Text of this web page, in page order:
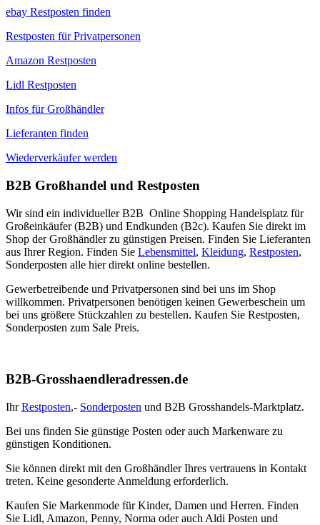
ebay Restposten finden
Restposten für Privatpersonen
Amazon Restposten
Lidl Restposten
Infos für Großhändler
Lieferanten finden
Wiederverkäufer werden
B2B Großhandel und Restposten
Wir sind ein individueller B2B Online Shopping Handelsplatz für
Großeinkäufer (B2B) und Endkunden (B2c). Kaufen Sie direkt im
Shop der Großhändler zu günstigen Preisen. Finden Sie Lieferanten
aus Ihrer Region. Finden Sie Lebensmittel, Kleidung, Restposten,
Sonderposten alle hier direkt online bestellen.
Gewerbetreibende und Privatpersonen sind bei uns im Shop
willkommen. Privatpersonen benötigen keinen Gewerbeschein um
bei uns größere Stückzahlen zu bestellen. Kaufen Sie Restposten,
Sonderposten zum Sale Preis.
B2B-Grosshaendleradressen.de
IhrRestposten,- Sonderposten und B2B Grosshandels-Marktplatz.
Bei uns finden Sie günstige Posten oder auch Markenware zu
günstigen Konditionen.
Sie können direkt mit den Großhändler Ihres vertrauens in Kontakt
treten. Keine gesonderte Anmeldung erforderlich.
Kaufen Sie Markenmode für Kinder, Damen und Herren. Finden
Sie Lidl, Amazon, Penny, Norma oder auch Aldi Posten und